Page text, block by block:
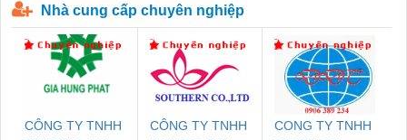
Nhà cung cấp chuyên nghiệp
CÔNG TY TNHH
CÔNG TY TNHH
CONG TY TNHH